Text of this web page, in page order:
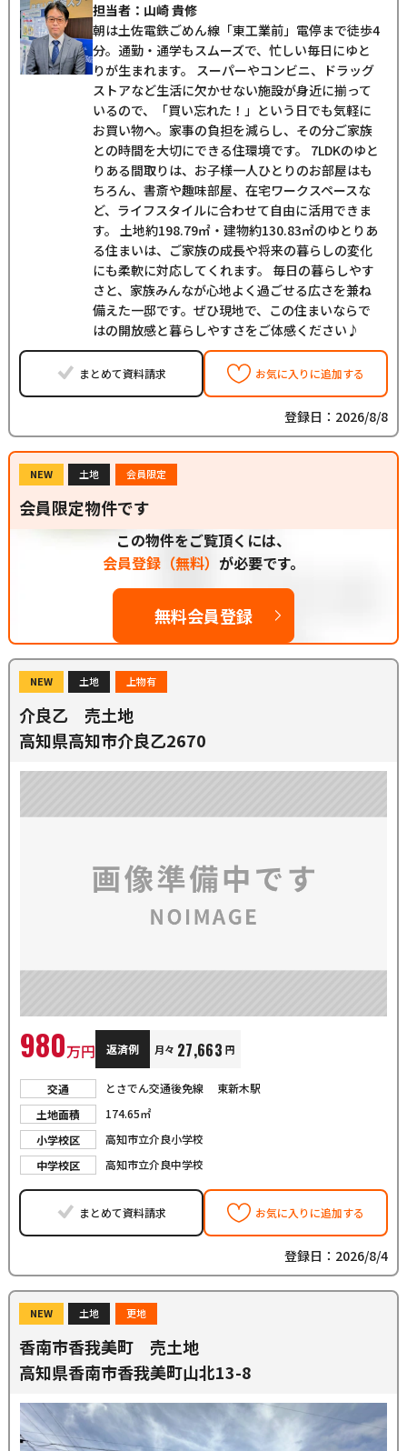
担当者：山崎 貴修
朝は土佐電鉄ごめん線「東工業前」電停まで徒歩4
分。通勤・通学もスムーズで、忙しい毎日にゆと
りが生まれます。 スーパーやコンビニ、ドラッグ
ストアなど生活に欠かせない施設が身近に揃って
いるので、「買い忘れた！」という日でも気軽に
お買い物へ。家事の負担を減らし、その分ご家族
との時間を大切にできる住環境です。 7LDKのゆと
りある間取りは、お子様一人ひとりのお部屋はも
ちろん、書斎や趣味部屋、在宅ワークスペースな
ど、ライフスタイルに合わせて自由に活用できま
す。 土地約198.79㎡・建物約130.83㎡のゆとりあ
る住まいは、ご家族の成長や将来の暮らしの変化
にも柔軟に対応してくれます。 毎日の暮らしやす
さと、家族みんなが心地よく過ごせる広さを兼ね
備えた一邸です。ぜひ現地で、この住まいならで
はの開放感と暮らしやすさをご体感ください♪
まとめて資料請求 お気に入りに追加する
登録日：2026/8/8
NEW 土地 会員限定
会員限定物件です
この物件をご覧頂くには、
会員登録（無料） が必要です。
無料会員登録
NEW 土地 上物有
介良乙 売土地
高知県高知市介良乙2670
980万円 返済例 月々 27,663 円
交通
とさでん交通後免線 東新木駅
土地面積
174.65㎡
小学校区
高知市立介良小学校
中学校区
高知市立介良中学校
まとめて資料請求 お気に入りに追加する
登録日：2026/8/4
NEW 土地 更地
香南市香我美町 売土地
高知県香南市香我美町山北13-8